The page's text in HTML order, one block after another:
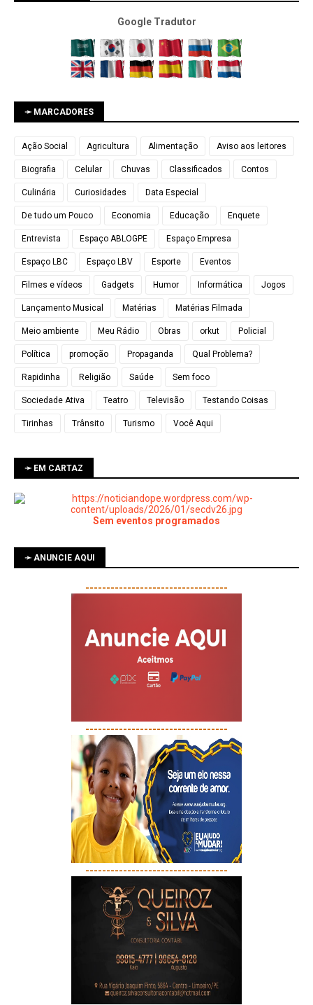
Google Tradutor
➛ MARCADORES
Ação Social Agricultura Alimentação Aviso aos leitores
Biografia Celular Chuvas Classificados Contos
Culinária Curiosidades Data Especial
De tudo um Pouco Economia Educação Enquete
Entrevista Espaço ABLOGPE Espaço Empresa
Espaço LBC Espaço LBV Esporte Eventos
Filmes e vídeos Gadgets Humor Informática Jogos
Lançamento Musical Matérias Matérias Filmada
Meio ambiente Meu Rádio Obras orkut Policial
Política promoção Propaganda Qual Problema?
Rapidinha Religião Saúde Sem foco
Sociedade Ativa Teatro Televisão Testando Coisas
Tirinhas Trânsito Turismo Você Aqui
➛ EM CARTAZ
Sem eventos programados
➛ ANUNCIE AQUI
----------------------------------
----------------------------------
----------------------------------